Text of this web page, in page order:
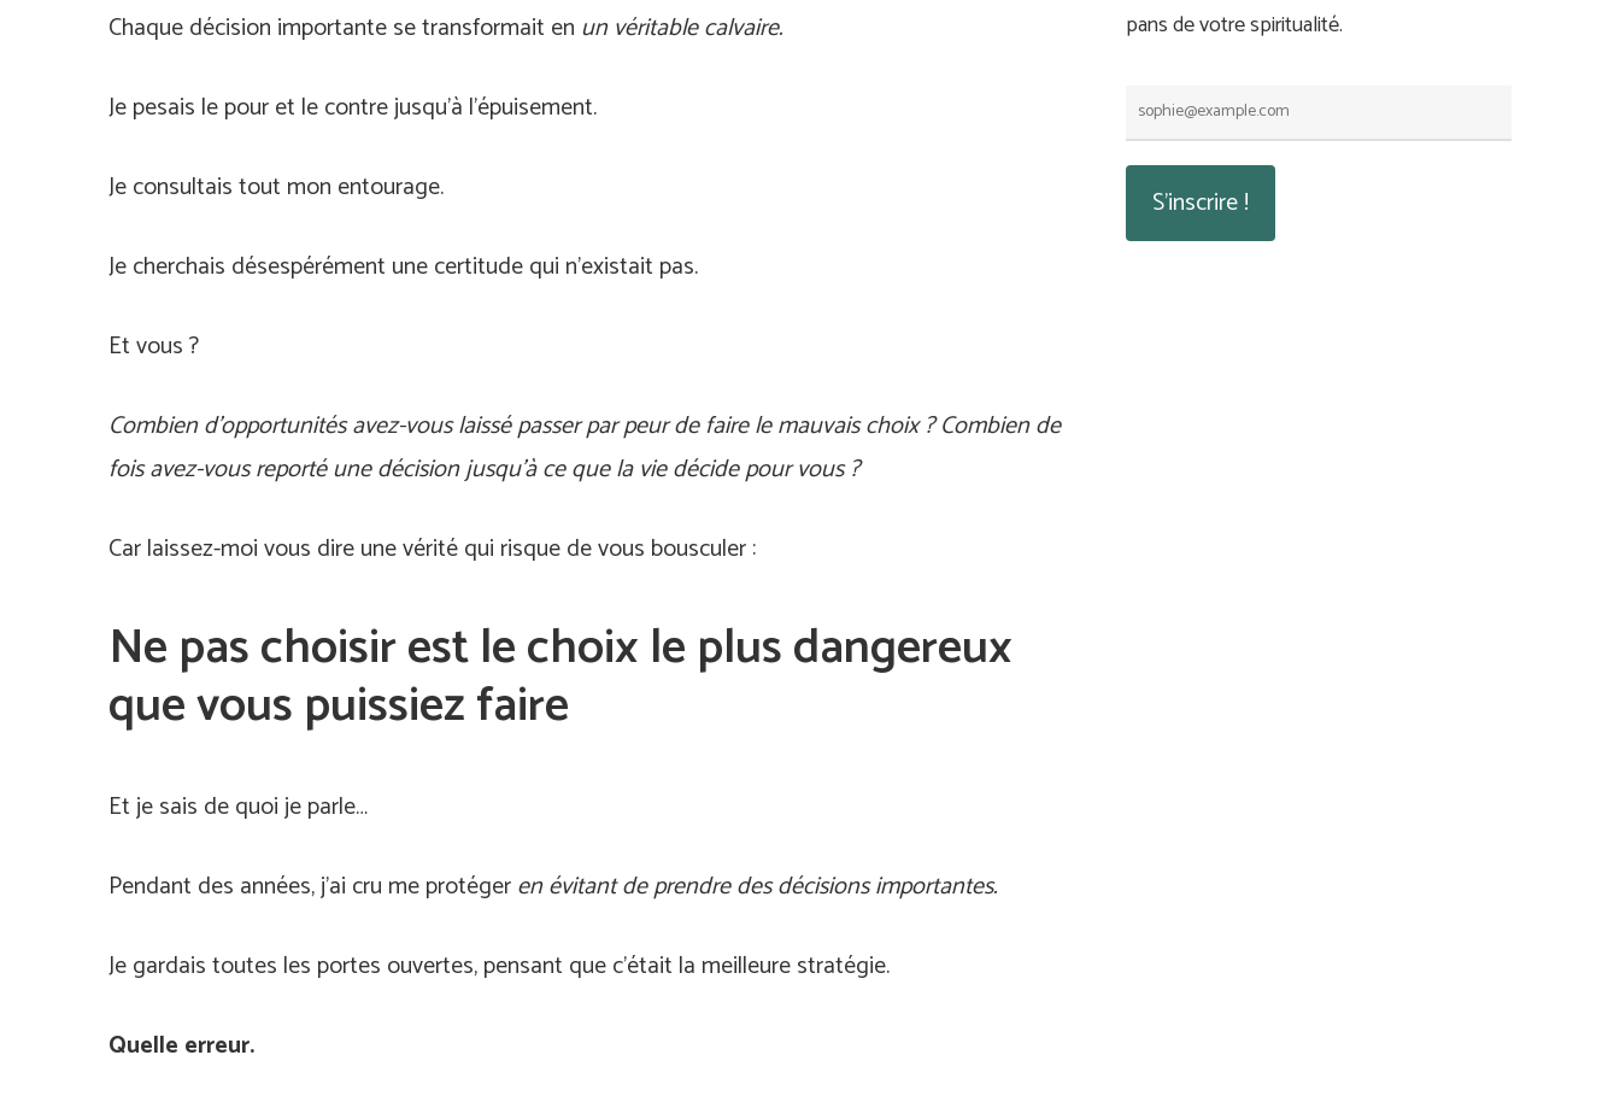
Chaque décision importante se transformait en un véritable calvaire.
Je pesais le pour et le contre jusqu’à l’épuisement.
Je consultais tout mon entourage.
Je cherchais désespérément une certitude qui n’existait pas.
Et vous ?
Combien d’opportunités avez-vous laissé passer par peur de faire le mauvais choix ? Combien de
fois avez-vous reporté une décision jusqu’à ce que la vie décide pour vous ?
Car laissez-moi vous dire une vérité qui risque de vous bousculer :
Ne pas choisir est le choix le plus dangereux
que vous puissiez faire
Et je sais de quoi je parle…
Pendant des années, j’ai cru me protégeren évitant de prendre des décisions importantes.
Je gardais toutes les portes ouvertes, pensant que c’était la meilleure stratégie.
Quelle erreur.
pans de votre spiritualité.